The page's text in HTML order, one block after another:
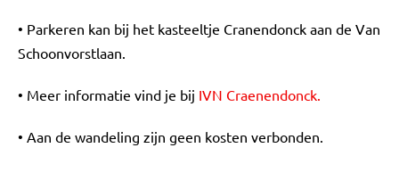
• Parkeren kan bij het kasteeltje Cranendonck aan de Van
Schoonvorstlaan.
• Meer informatie vind je bij IVN Craenendonck.
• Aan de wandeling zijn geen kosten verbonden.